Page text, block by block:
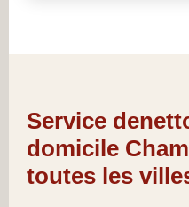
Service
domicile
toutes les